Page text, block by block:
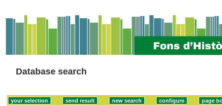
Database search